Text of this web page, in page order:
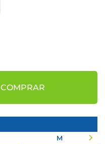
COMPRAR
M